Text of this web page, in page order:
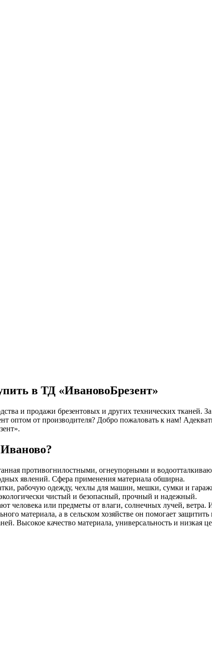
в ТД «ИвановоБрезент»
и продажи брезентовых и других технических тканей.
оптом от производителя? Добро пожаловать к нам!
противогнилостными, огнеупорными и
явлений. Сфера применения материала обширна.
рабочую одежду, чехлы для машин, мешки, сумки и
чистый и безопасный, прочный и надежный.
человека или предметы от влаги, солнечных лучей, ветра.
материала, а в сельском хозяйстве он помогает
Высокое качество материала, универсальность и низкая